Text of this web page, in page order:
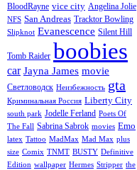
BloodRayne vice city Angelina Jolie
NFS San Andreas Tracktor Bowling
Slipknot Evanescence Silent Hill
Tomb Raider boobies
car Jayna James movie
Светловодск Неизбежность gta
Криминальная Россия Liberty City
south park Jodelle Ferland Poets Of
The Fall Sabrina Sabrok movies Emo
latex Tattoo MadMax Mad Max plus
size Comix TNMT BUSTY Definitive
Edition wallpaper Hermes Stripper the